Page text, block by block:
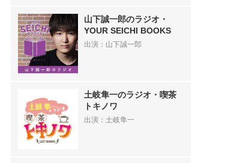
山下誠一郎のラジオ・
YOUR SEICHI BOOKS
出演：山下誠一郎
土岐隼一のラジオ・喫茶
トキノワ
出演：土岐隼一